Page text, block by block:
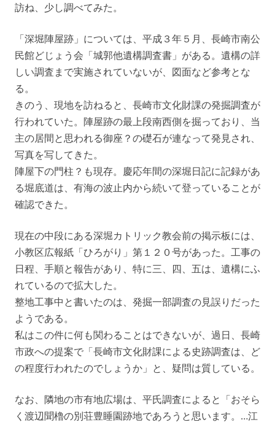
訪ね、少し調べてみた。
「深堀陣屋跡」については、平成３年５月、長崎市南公
民館どじょう会「城郭他遺構調査書」がある。遺構の詳
しい調査まで実施されていないが、図面など参考とな
る。
きのう、現地を訪ねると、長崎市文化財課の発掘調査が
行われていた。陣屋跡の最上段南西側を掘っており、当
主の居間と思われる御座？の礎石が連なって発見され、
写真を写してきた。
陣屋下の門柱？も現存。慶応年間の深堀日記に記録があ
る堀底道は、有海の波止内から続いて登っていることが
確認できた。
現在の中段にある深堀カトリック教会前の掲示板には、
小教区広報紙「ひろがり」第１２０号があった。工事の
日程、手順と報告があり、特に三、四、五は、遺構にふ
れているので拡大した。
整地工事中と書いたのは、発掘一部調査の見誤りだった
ようである。
私はこの件に何も関わることはできないが、過日、長崎
市政への提案で「長崎市文化財課による史跡調査は、ど
の程度行われたのでしょうか」と、疑問は質している。
なお、隣地の市有地広場は、平氏調査によると「おそら
く渡辺聞櫓の別荘豊睡園跡地であろうと思います。…江